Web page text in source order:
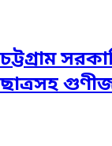
চট্টগ্রাম
ছাত্রসহ